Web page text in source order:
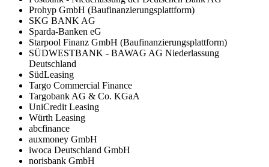
Prohyp GmbH (Baufinanzierungsplattform)
SKG BANK AG
Sparda-Banken eG
Starpool Finanz GmbH (Baufinanzierungsplattform)
SÜDWESTBANK - BAWAG AG Niederlassung
Deutschland
SüdLeasing
Targo Commercial Finance
Targobank AG & Co. KGaA
UniCredit Leasing
Würth Leasing
abcfinance
auxmoney GmbH
iwoca Deutschland GmbH
norisbank GmbH